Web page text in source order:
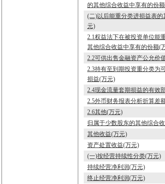
的其他综合收益中享有的份
(二)以后能重分类进损益表的
元)
2.1权益法下在被投资单位能
其他综合收益中享有的份额(
2.2可供出售金融资产公允价
2.3持有至到期投资重分类为
损益(万元)
2.4现金流量套期损益的有效
2.5外币财务报表分析折算差
2.6其他(万元)
归属于少数股东的其他综合
其他收益(万元)
资产处置收益(万元)
(一)按经营持续性分类(万元)
持续经营净利润(万元)
终止经营净利润(万元)